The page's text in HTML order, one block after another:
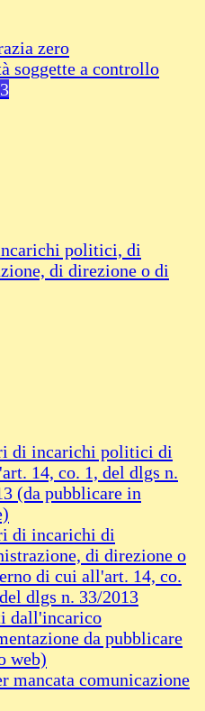
zero
soggette a controllo
3
politici, di
di direzione o di
di incarichi politici di
14, co. 1, del dlgs n.
(da pubblicare in
di incarichi di
di direzione o
di cui all'art. 14, co.
dlgs n. 33/2013
dall'incarico
da pubblicare
web)
mancata comunicazione